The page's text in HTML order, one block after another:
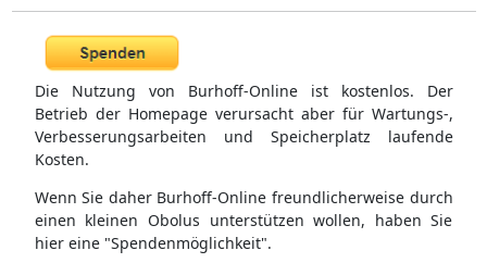
Die Nutzung von Burhoff-Online ist kostenlos. Der
Betrieb der Homepage verursacht aber für Wartungs-,
Verbesserungsarbeiten und Speicherplatz laufende
Kosten.
Wenn Sie daher Burhoff-Online freundlicherweise durch
einen kleinen Obolus unterstützen wollen, haben Sie
hier eine "Spendenmöglichkeit".